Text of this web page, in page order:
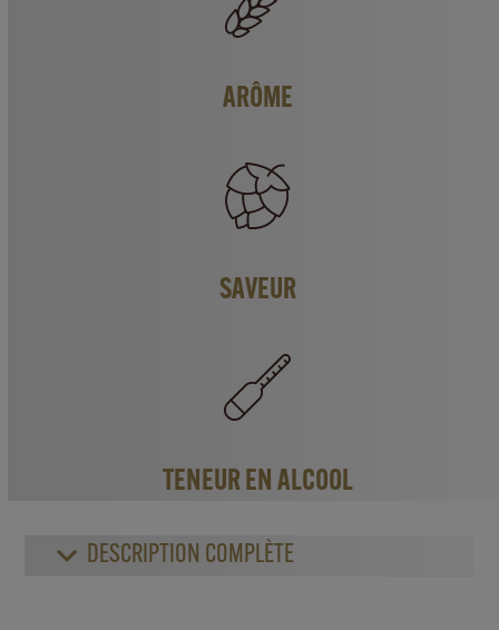
ARÔME
SAVEUR
TENEUR EN ALCOOL
DESCRIPTION COMPLÈTE